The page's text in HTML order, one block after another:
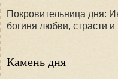
Покровительница дня:
богиня любви, страсти и
Камень дня